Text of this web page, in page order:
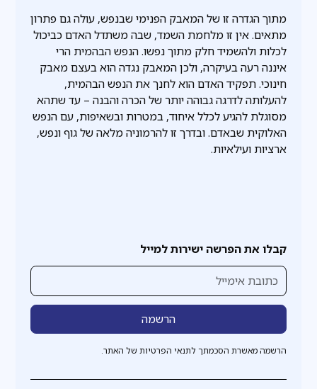
קבלו את הפרשה ישירות למייל
הרשמה מאשרת הסכמתך לתנאי הפרטיות של האתר.
מתוך הגדרה זו של המאבק הפנימי שבנפש, עולה גם פתרון
מתאים. אין זו מלחמת השמד, שבה משתדל האדם כביכול
לכלות ולהשמיד חלק מתוך נפשו. הנפש הבהמית הרי
איננה רעה בעיקרה, ולכן המאבק נגדה הוא בעצם מאבק
חינוכי. תפקיד האדם הוא לחנך את הנפש הבהמית,
להעלותה לדרגה גבוהה יותר של הכרה והבנה – עד שתהא
מסוגלת להגיע לכלל איחוד, במטרות ובשאיפות, עם הנפש
האלוקית שבאדם. ובדרך זו להרמוניה מלאה של גוף ונפש,
ארציות ועילאיות.